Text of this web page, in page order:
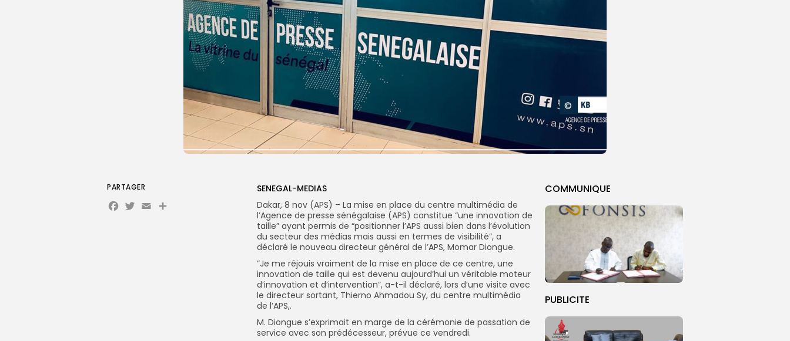
COMMUNIQUE
PUBLICITE
SENEGAL-MEDIAS
Dakar, 8 nov (APS) – La mise en place du centre multimédia de
l’Agence de presse sénégalaise (APS) constitue “une innovation de
taille” ayant permis de “positionner l’APS aussi bien dans l’évolution
du secteur des médias mais aussi en termes de visibilité”, a
déclaré le nouveau directeur général de l’APS, Momar Diongue.
”Je me réjouis vraiment de la mise en place de ce centre, une
innovation de taille qui est devenu aujourd’hui un véritable moteur
d’innovation et d’intervention”, a-t-il déclaré, lors d’une visite avec
le directeur sortant, Thierno Ahmadou Sy, du centre multimédia
de l’APS,.
M. Diongue s’exprimait en marge de la cérémonie de passation de
service avec son prédécesseur, prévue ce vendredi.
PARTAGER
Facebook
Twitter
EmailPartager